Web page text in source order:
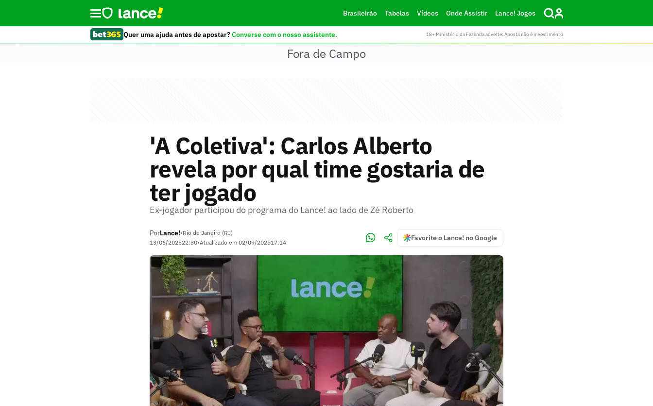
Brasileirão Tabelas Vídeos Onde Assistir Lance! Jogos
Quer uma ajuda antes de apostar?Converse com o nosso assistente. 18+ Ministério da Fazenda adverte: Aposta não é investimento
Fora de Campo
'A Coletiva': Carlos Alberto
revela por qual time gostaria de
ter jogado
Ex-jogador participou do programa do Lance! ao lado de Zé Roberto
PorLance!•Rio de Janeiro (RJ)
13/06/202522:30•Atualizado em 02/09/202517:14
Favorite o Lance! no Google